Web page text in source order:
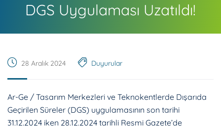
DGS Uygulaması Uzatıldı!
28 Aralık 2024 Duyurular
Ar-Ge / Tasarım Merkezleri ve Teknokentlerde Dışarıda
Geçirilen Süreler (DGS) uygulamasının son tarihi
31.12.2024 iken 28.12.2024 tarihli Resmi Gazete’de